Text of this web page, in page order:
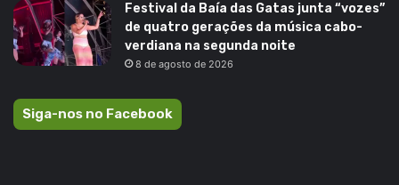
Festival da Baía das Gatas junta “vozes”
de quatro gerações da música cabo-
verdiana na segunda noite
8 de agosto de 2026
Siga-nos no Facebook